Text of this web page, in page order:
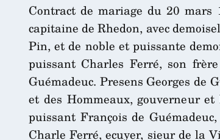
Contract de mariage du 20
capitaine de Rhedon, avec
Pin, et de noble et puissante
puissant Charles Ferré, son
Guémadeuc. Presens Georges
et des Hommeaux, gouverneur
puissant François de
Charle Ferré, ecuyer, sieur de la